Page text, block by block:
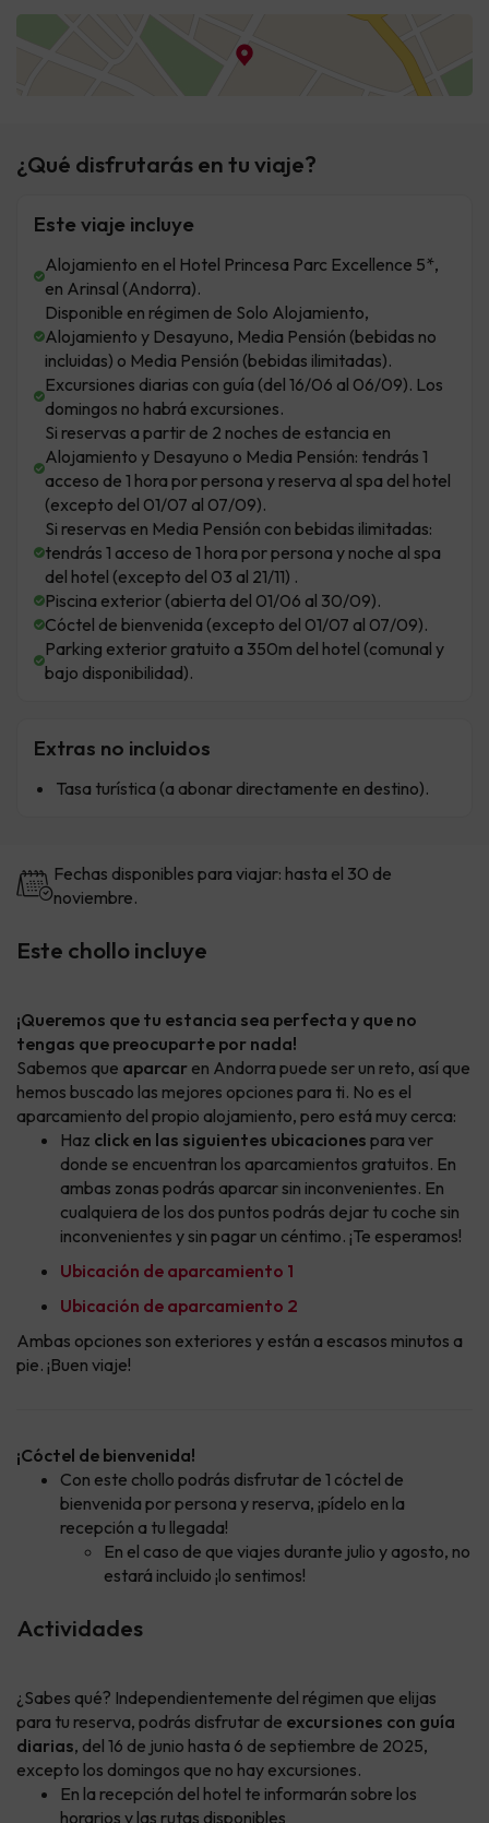
¿Qué disfrutarás en tu viaje?
Este viaje incluye
Alojamiento en el Hotel Princesa Parc Excellence 5*,
en Arinsal (Andorra).
Disponible en régimen de Solo Alojamiento,
Alojamiento y Desayuno, Media Pensión (bebidas no
incluidas) o Media Pensión (bebidas ilimitadas).
Excursiones diarias con guía (del 16/06 al 06/09). Los
domingos no habrá excursiones.
Si reservas a partir de 2 noches de estancia en
Alojamiento y Desayuno o Media Pensión: tendrás 1
acceso de 1 hora por persona y reserva al spa del hotel
(excepto del 01/07 al 07/09).
Si reservas en Media Pensión con bebidas ilimitadas:
tendrás 1 acceso de 1 hora por persona y noche al spa
del hotel (excepto del 03 al 21/11) .
Piscina exterior (abierta del 01/06 al 30/09).
Cóctel de bienvenida (excepto del 01/07 al 07/09).
Parking exterior gratuito a 350m del hotel (comunal y
bajo disponibilidad).
Extras no incluidos
Tasa turística (a abonar directamente en destino).
Fechas disponibles para viajar: hasta el 30 de
noviembre.
Este chollo incluye
¡Queremos que tu estancia sea perfecta y que no
tengas que preocuparte por nada!
Sabemos que aparcar en Andorra puede ser un reto, así que
hemos buscado las mejores opciones para ti. No es el
aparcamiento del propio alojamiento, pero está muy cerca:
Haz click en las siguientes ubicaciones para ver
donde se encuentran los aparcamientos gratuitos. En
ambas zonas podrás aparcar sin inconvenientes. En
cualquiera de los dos puntos podrás dejar tu coche sin
inconvenientes y sin pagar un céntimo. ¡Te esperamos!
Ubicación de aparcamiento 1
Ubicación de aparcamiento 2
Ambas opciones son exteriores y están a escasos minutos a
pie. ¡Buen viaje!
¡Cóctel de bienvenida!
Con este chollo podrás disfrutar de 1 cóctel de
bienvenida por persona y reserva, ¡pídelo en la
recepción a tu llegada!
En el caso de que viajes durante julio y agosto, no
estará incluido ¡lo sentimos!
Actividades
¿Sabes qué? Independientemente del régimen que elijas
para tu reserva, podrás disfrutar de excursiones con guía
diarias, del 16 de junio hasta 6 de septiembre de 2025,
excepto los domingos que no hay excursiones.
En la recepción del hotel te informarán sobre los
horarios y las rutas disponibles